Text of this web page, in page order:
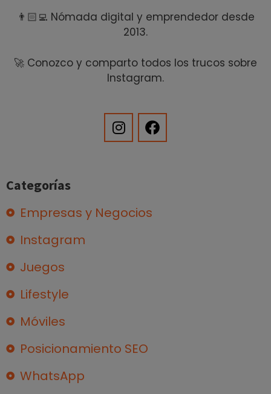
👨🏻‍💻 Nómada digital y emprendedor desde
2013.
🚀 Conozco y comparto todos los trucos sobre
Instagram.
Categorías
Empresas y Negocios
Instagram
Juegos
Lifestyle
Móviles
Posicionamiento SEO
WhatsApp